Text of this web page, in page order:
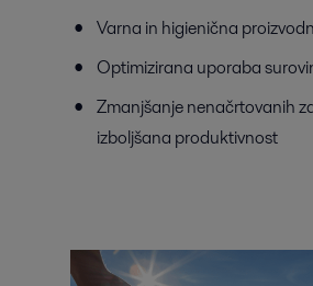
Varna in higienična
Optimizirana uporaba
Zmanjšanje nenačrtovanih
izboljšana produktivnost